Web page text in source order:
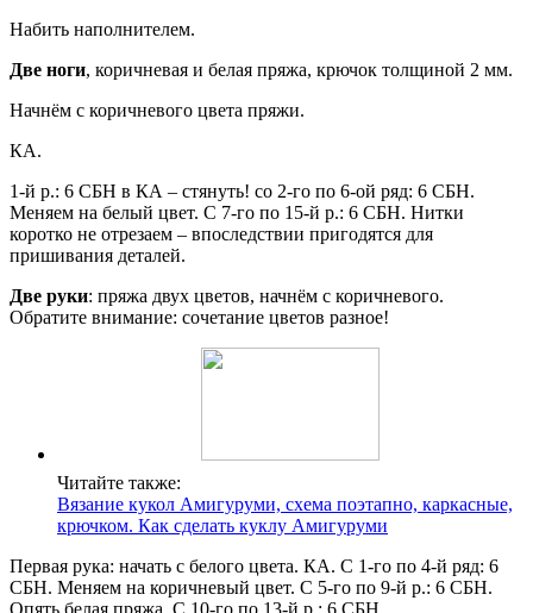
Набить наполнителем.
Две ноги, коричневая и белая пряжа, крючок толщиной 2 мм.
Начнём с коричневого цвета пряжи.
КА.
1-й р.: 6 СБН в КА – стянуть! со 2-го по 6-ой ряд: 6 СБН.
Меняем на белый цвет. С 7-го по 15-й р.: 6 СБН. Нитки
коротко не отрезаем – впоследствии пригодятся для
пришивания деталей.
Две руки: пряжа двух цветов, начнём с коричневого.
Обратите внимание: сочетание цветов разное!
Читайте также:
Вязание кукол Амигуруми, схема поэтапно, каркасные,
крючком. Как сделать куклу Амигуруми
Первая рука: начать с белого цвета. КА. С 1-го по 4-й ряд: 6
СБН. Меняем на коричневый цвет. С 5-го по 9-й р.: 6 СБН.
Опять белая пряжа. С 10-го по 13-й р.: 6 СБН.